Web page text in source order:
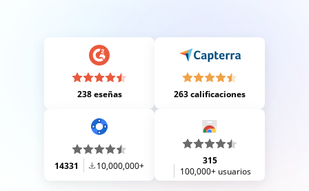
238 eseñas 263 calificaciones
14331 10,000,000+
315
100,000+ usuarios